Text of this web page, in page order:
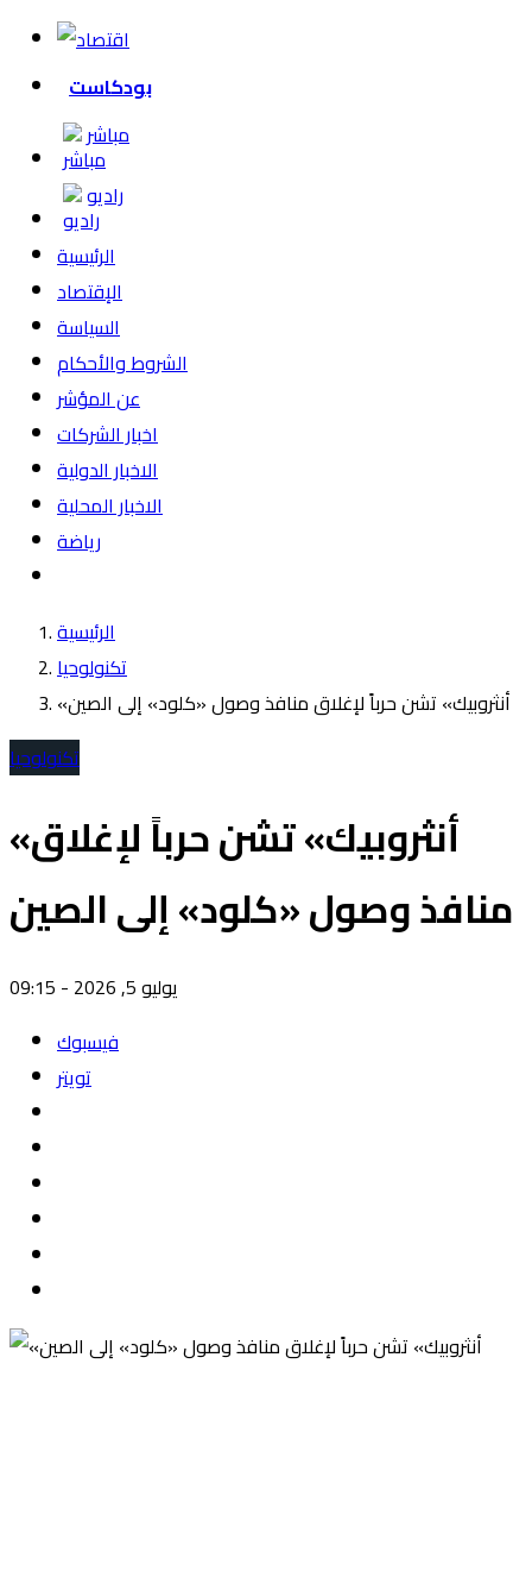
بودكاست
مباشر
راديو
الرئيسية
الإقتصاد
السياسة
الشروط والأحكام
عن المؤشر
اخبار الشركات
الاخبار الدولية
الاخبار المحلية
رياضة
الرئيسية
تكنولوحيا
«أنثروبيك» تشن حرباً لإغلاق منافذ وصول «كلود» إلى الصين
تكنولوحيا
«أنثروبيك» تشن حرباً لإغلاق
منافذ وصول «كلود» إلى الصين
يوليو 5, 2026 - 09:15
فيسبوك
تويتر